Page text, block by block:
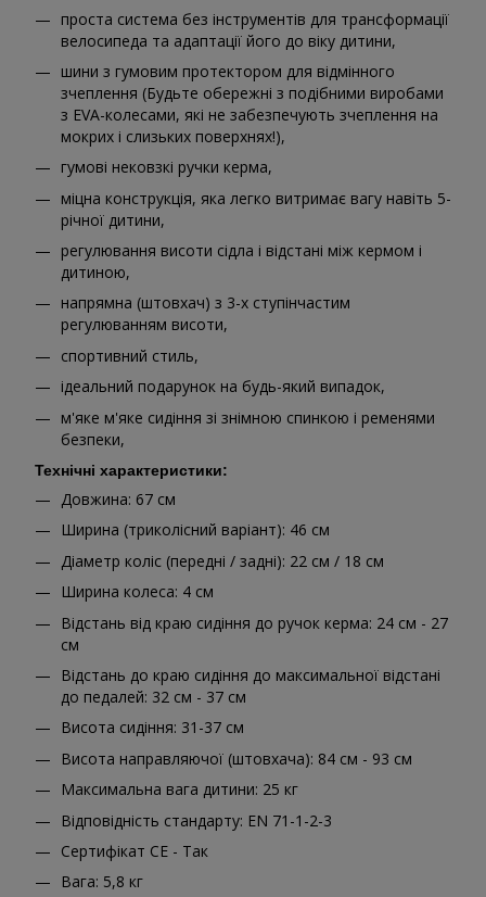
проста система без інструментів для трансформації
велосипеда та адаптації його до віку дитини,
шини з гумовим протектором для відмінного
зчеплення (Будьте обережні з подібними виробами
з EVA-колесами, які не забезпечують зчеплення на
мокрих і слизьких поверхнях!),
гумові нековзкі ручки керма,
міцна конструкція, яка легко витримає вагу навіть 5-
річної дитини,
регулювання висоти сідла і відстані між кермом і
дитиною,
напрямна (штовхач) з 3-х ступінчастим
регулюванням висоти,
спортивний стиль,
ідеальний подарунок на будь-який випадок,
м'яке м'яке сидіння зі знімною спинкою і ременями
безпеки,
Технічні характеристики:
Довжина: 67 см
Ширина (триколісний варіант): 46 см
Діаметр коліс (передні / задні): 22 см / 18 см
Ширина колеса: 4 см
Відстань від краю сидіння до ручок керма: 24 см - 27
см
Відстань до краю сидіння до максимальної відстані
до педалей: 32 см - 37 см
Висота сидіння: 31-37 см
Висота направляючої (штовхача): 84 см - 93 см
Максимальна вага дитини: 25 кг
Відповідність стандарту: EN 71-1-2-3
Сертифікат CE - Так
Вага: 5,8 кг